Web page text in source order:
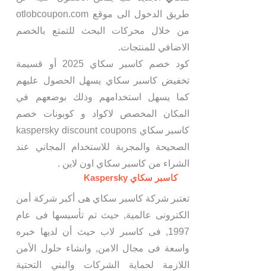
طريق الدخول الى موقع otlobcoupon.com
من خلال محركات البحث للتمتع بالخصم
الاضافي للمنتجات.
كود خصم كاسبر سكاي 2025 أو قسيمة
تخفيض كاسبر سكاي يسهل الحصول عليهم
كما يسهل استخدامهم وذلك بوضعهم في
المكان المخصص لاكواد و كوبونات خصم
كاسبر سكاي kaspersky discount coupons
الصحيحة والمجربة للاستخدام المجاني عند
الشراء من كاسبر سكاي اون لاين .
كاسبر سكاي Kaspersky
تعتبر شركة كاسبر سكاي هى أكبر شركة أمن
الكترونى عالمية, حيث تم تأسيسها فى عام
1997, فى كاسبر لاب حيث أن لديها خبره
واسعة فى مجال الامن, وانشاء حلول الأمن
اللازمة لحماية الشركات والبني التحتية